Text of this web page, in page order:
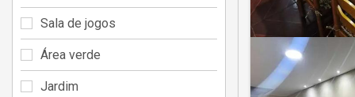
Sala de jogos
Área verde
Jardim